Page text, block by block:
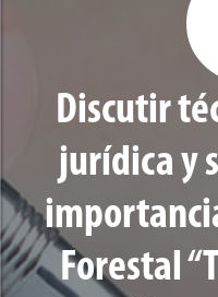
Discutir
jurídica y
Forestal